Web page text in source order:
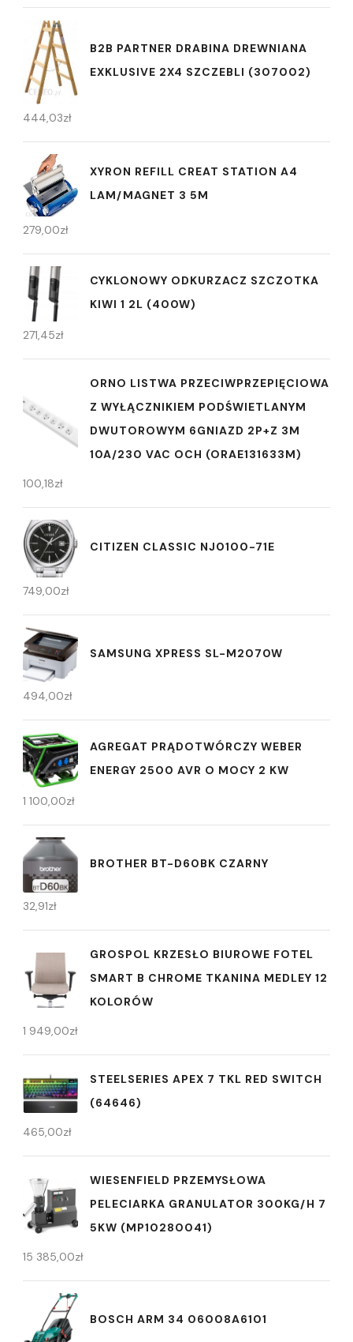
B2B PARTNER DRABINA DREWNIANA
EXKLUSIVE 2X4 SZCZEBLI (307002)
444,03zł
XYRON REFILL CREAT STATION A4
LAM/MAGNET 3 5M
279,00zł
CYKLONOWY ODKURZACZ SZCZOTKA
KIWI 1 2L (400W)
271,45zł
ORNO LISTWA PRZECIWPRZEPIĘCIOWA
Z WYŁĄCZNIKIEM PODŚWIETLANYM
DWUTOROWYM 6GNIAZD 2P+Z 3M
10A/230 VAC OCH (ORAE131633M)
100,18zł
CITIZEN CLASSIC NJ0100-71E
749,00zł
SAMSUNG XPRESS SL-M2070W
494,00zł
AGREGAT PRĄDOTWÓRCZY WEBER
ENERGY 2500 AVR O MOCY 2 KW
1 100,00zł
BROTHER BT-D60BK CZARNY
32,91zł
GROSPOL KRZESŁO BIUROWE FOTEL
SMART B CHROME TKANINA MEDLEY 12
KOLORÓW
1 949,00zł
STEELSERIES APEX 7 TKL RED SWITCH
(64646)
465,00zł
WIESENFIELD PRZEMYSŁOWA
PELECIARKA GRANULATOR 300KG/H 7
5KW (MP10280041)
15 385,00zł
BOSCH ARM 34 06008A6101